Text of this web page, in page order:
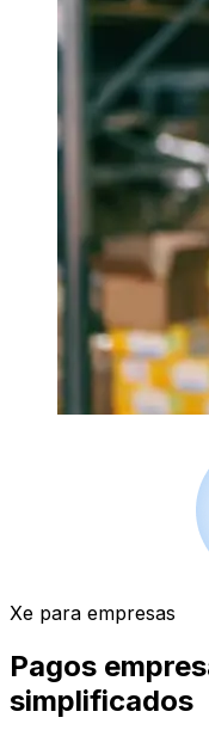
Xe para empresas
Pagos
simplificados